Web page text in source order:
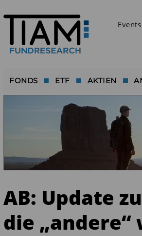
Events
FONDS ETF AKTIEN
AB: Update
die